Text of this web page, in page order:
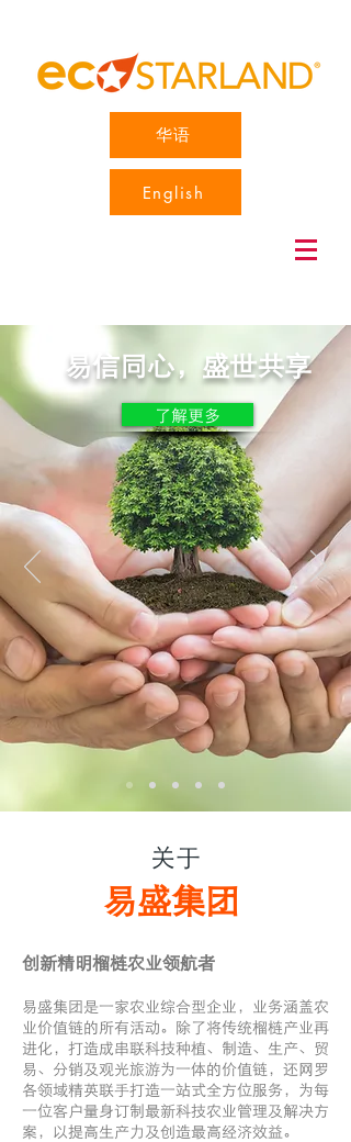
华语
English
易信同心，盛世共享
了解更多
关于
易盛集团
创新精明榴梿农业领航者
易盛集团是一家农业综合型企业，业务涵盖农
业价值链的所有活动。除了将传统榴梿产业再
进化，打造成串联科技种植、制造、生产、贸
易、分销及观光旅游为一体的价值链，还网罗
各领域精英联手打造一站式全方位服务，为每
一位客户量身订制最新科技农业管理及解决方
案，以提高生产力及创造最高经济效益。